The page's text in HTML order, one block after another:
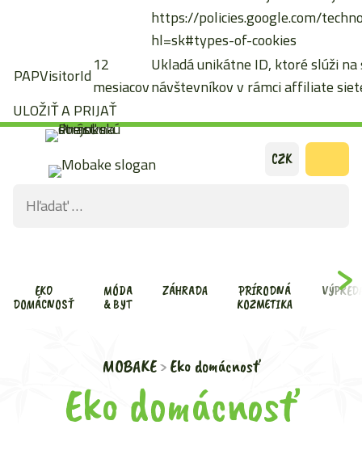
Preskočiť
obsah
EKO
DOMÁCNOSŤ
MÓDA
& BYT
ZÁHRADA
PRÍRODNÁ
KOZMETIKA
Hľadať:
CZK
MOBAKE Eko domácnosť
Eko domácnosť
https://policies.google.com/
hl=sk#types-of-cookies
PAPVisitorId12
mesiacov
Ukladá unikátne ID, ktoré slúži
návštevníkov v rámci affiliate
ULOŽIŤ A PRIJAŤ